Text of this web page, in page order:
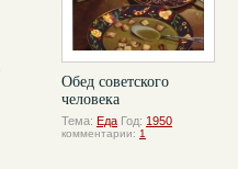
Обед советского
человека
Тема: Еда Год: 1950
комментарии: 1